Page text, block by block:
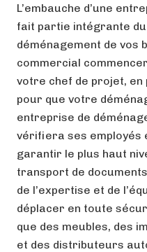
L’embauche d’une
fait partie intégrante
déménagement de vos
commercial
votre chef de projet,
pour que votre
entreprise de
vérifiera ses employés
garantir le plus haut
transport de
de l’expertise et de
déplacer en toute
que des meubles, des
et des distributeurs